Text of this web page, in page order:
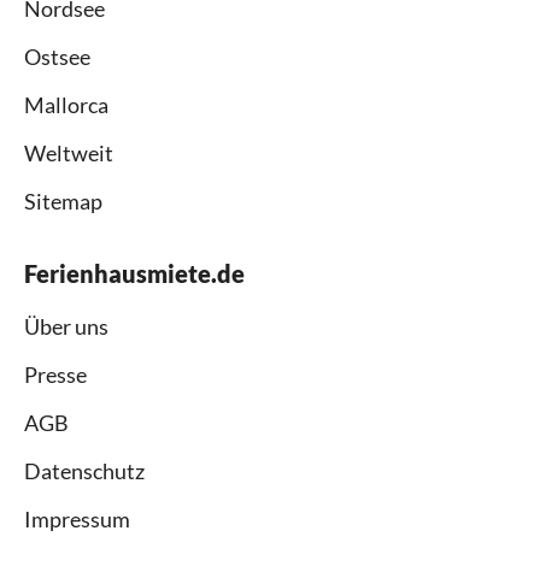
Nordsee
Ostsee
Mallorca
Weltweit
Sitemap
Ferienhausmiete.de
Über uns
Presse
AGB
Datenschutz
Impressum